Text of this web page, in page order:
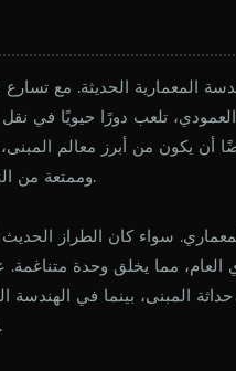
المعمارية الحديثة. مع
تلعب دورًا حيويًا في
أن يكون من أبرز معالم
وممتعة من الناحية الجمالية من خلال التصميم الداخلي.
سواء كان الطراز
مما يخلق وحدة متناغمة.
المبنى، بينما في الهندسة
الزخرفية المزخرفة لإظهار الأناقة والوقار.